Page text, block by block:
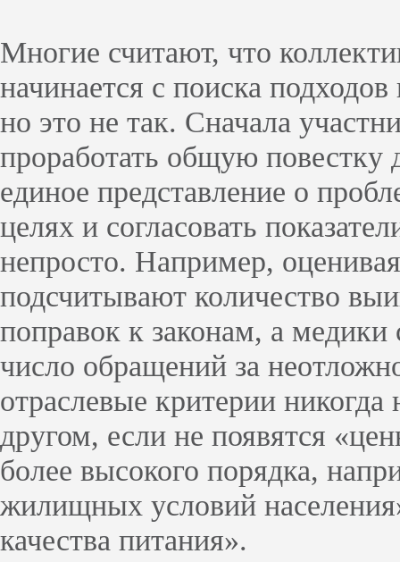
Многие считают, что
начинается с поиска
но это не так. Сначала
проработать общую повестку
единое представление о
целях и согласовать
непросто. Например,
подсчитывают количество
поправок к законам, а медики
число обращений за
отраслевые критерии никогда
другом, если не появятся
более высокого порядка,
жилищных условий
качества питания».